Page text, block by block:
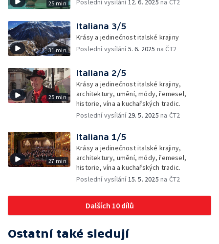
25 min
Poslední vysílání12. 6. 2025 na ČT2
31 min
Italiana 3/5
Krásy a jedinečnost italské krajiny
Poslední vysílání5. 6. 2025 na ČT2
25 min
Italiana 2/5
Krásy a jedinečnost italské krajiny,
architektury, umění, módy, řemesel,
historie, vína a kuchařských tradic.
Poslední vysílání 29. 5. 2025 na ČT2
27 min
Italiana 1/5
Krásy a jedinečnost italské krajiny,
architektury, umění, módy, řemesel,
historie, vína a kuchařských tradic.
Poslední vysílání15. 5. 2025 na ČT2
Dalších 10 dílů
Ostatní také sledují